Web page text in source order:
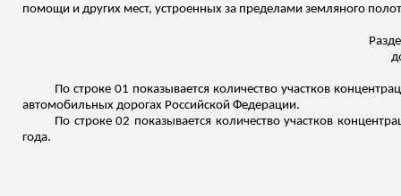
помощи и других мест, устроенных за пределами земляного
По строке 01 показывается количество участков
автомобильных дорогах Российской Федерации.
По строке 02 показывается количество участков
года.